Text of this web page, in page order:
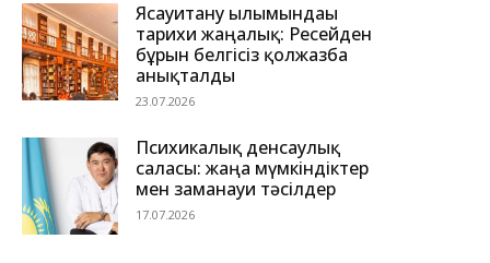
Ясауитану ғылымындағы
тарихи жаңалық: Ресейден
бұрын белгісіз қолжазба
анықталды
23.07.2026
Психикалық денсаулық
саласы: жаңа мүмкіндіктер
мен заманауи тәсілдер
17.07.2026